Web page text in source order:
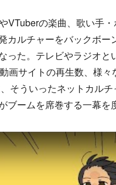
VTuberの楽曲、歌い手
カルチャーをバックボ
った。テレビやラジオ
画サイトの再生数、様
そういったネットカル
ブームを席巻する一幕を